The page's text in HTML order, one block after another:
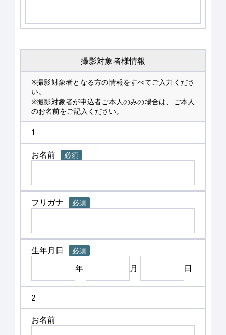
撮影対象者様情報
※撮影対象者となる方の情報をすべてご入力くださ
い。
※撮影対象者が申込者ご本人のみの場合は、ご本人
のお名前をご記入ください。
1
お名前
必須
フリガナ 必須
生年月日 必須
年 月 日
2
お名前